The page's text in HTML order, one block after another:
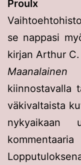
Proulx
se nappasi
kirjan Arthur
kiinnostavalla
väkivaltaista
nykyaikaan